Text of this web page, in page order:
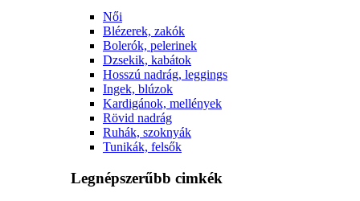
Női
Blézerek, zakók
Bolerók, pelerinek
Dzsekik, kabátok
Hosszú nadrág, leggings
Ingek, blúzok
Kardigánok, mellények
Rövid nadrág
Ruhák, szoknyák
Tunikák, felsők
Legnépszerűbb cimkék